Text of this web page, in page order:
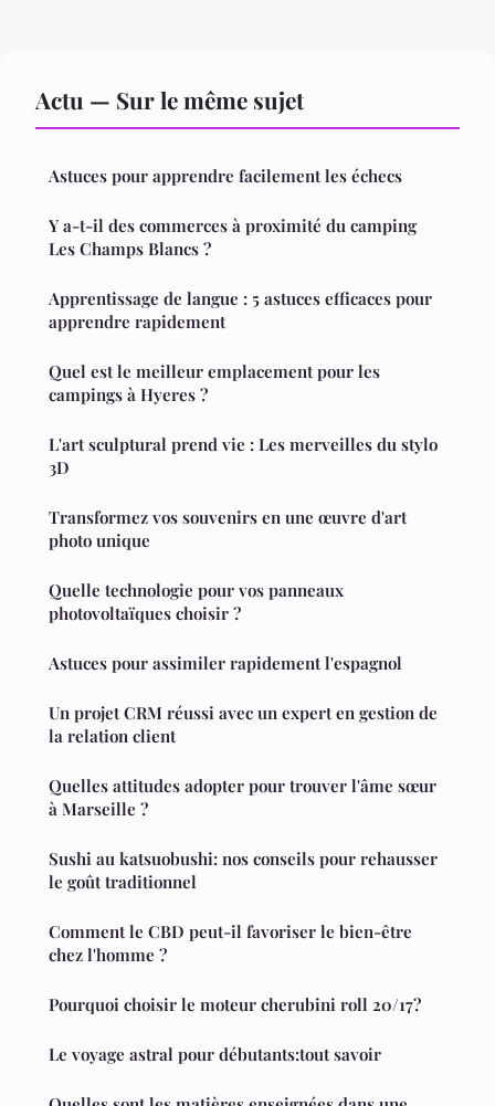
Actu — Sur le même sujet
Astuces pour apprendre facilement les échecs
Y a-t-il des commerces à proximité du camping
Les Champs Blancs ?
Apprentissage de langue : 5 astuces efficaces pour
apprendre rapidement
Quel est le meilleur emplacement pour les
campings à Hyeres ?
L'art sculptural prend vie : Les merveilles du stylo
3D
Transformez vos souvenirs en une œuvre d'art
photo unique
Quelle technologie pour vos panneaux
photovoltaïques choisir ?
Astuces pour assimiler rapidement l'espagnol
Un projet CRM réussi avec un expert en gestion de
la relation client
Quelles attitudes adopter pour trouver l'âme sœur
à Marseille ?
Sushi au katsuobushi: nos conseils pour rehausser
le goût traditionnel
Comment le CBD peut-il favoriser le bien-être
chez l'homme ?
Pourquoi choisir le moteur cherubini roll 20/17?
Le voyage astral pour débutants:tout savoir